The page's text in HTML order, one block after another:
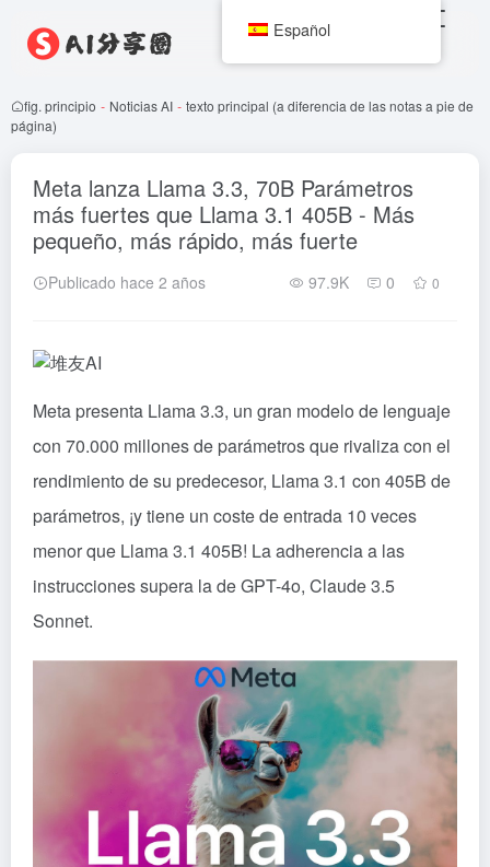
fig. principio - Noticias AI - texto principal (a diferencia de las notas a pie de
página)
Meta lanza Llama 3.3, 70B Parámetros
más fuertes que Llama 3.1 405B - Más
pequeño, más rápido, más fuerte
Publicado hace 2 años 97.9K 0 0
Meta presenta Llama 3.3, un gran modelo de lenguaje
con 70.000 millones de parámetros que rivaliza con el
rendimiento de su predecesor, Llama 3.1 con 405B de
parámetros, ¡y tiene un coste de entrada 10 veces
menor que Llama 3.1 405B! La adherencia a las
instrucciones supera la de GPT-4o, Claude 3.5
Sonnet.
Español